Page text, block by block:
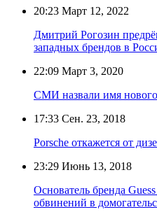
20:23 Март 12, 2022
Дмитрий Рогозин
западных брендов в
22:09 Март 3, 2020
СМИ назвали имя
17:33 Сен. 23, 2018
Porsche откажется от
23:29 Июнь 13, 2018
Основатель бренда
обвинений в